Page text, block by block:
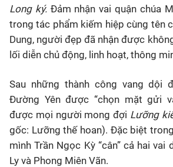
Long ký.Đảm nhận vai quận chúa
trong tác phẩm kiếm hiệp cùng tên
Dung, người đẹp đã nhận được
lối diễn chủ động, linh hoạt, thông
Sau những thành công vang dội
Đường Yên được “chọn mặt gửi
được mọi người mong đợi Lưỡng
gốc: Lưỡng thế hoan). Đặc biệt
mình Trần Ngọc Kỳ “cân” cả hai vai
Ly và Phong Miên Vãn.